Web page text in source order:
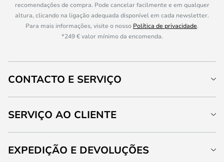
recomendações de compra. Pode cancelar facilmente e em qualquer
altura, clicando na ligação adequada disponível em cada newsletter.
Para mais informações, visite o nosso Política de privacidade.
*249 € valor mínimo da encomenda.
CONTACTO E SERVIÇO
SERVIÇO AO CLIENTE
EXPEDIÇÃO E DEVOLUÇÕES